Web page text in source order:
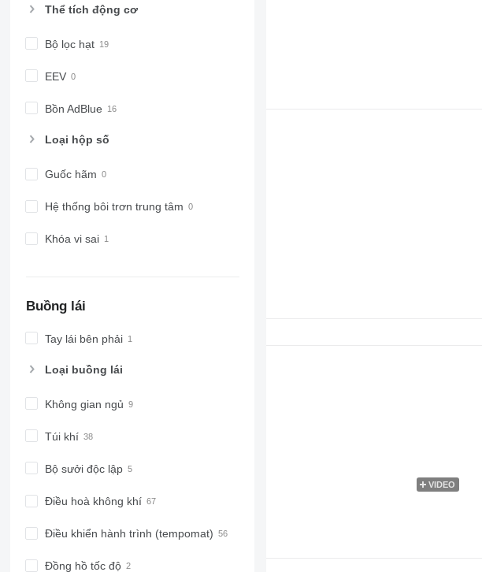
Thể tích động cơ
Bộ lọc hạt
EEV
Bồn AdBlue
Loại hộp số
Guốc hãm
Hệ thống bôi trơn trung tâm
Khóa vi sai
Buồng lái
Tay lái bên phải
Loại buồng lái
Không gian ngủ
Túi khí
Bộ sưởi độc lập
Điều hoà không khí
Điều khiển hành trình (tempomat)
Đồng hồ tốc độ
VIDEO